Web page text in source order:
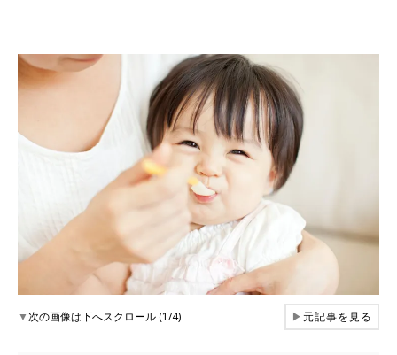
▼次の画像は下へスクロール (1/4) ▶元記事を見る